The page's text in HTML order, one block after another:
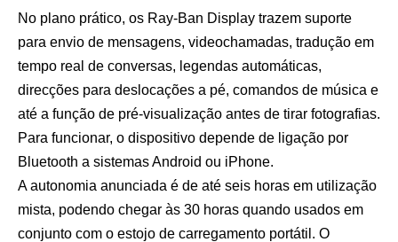
No plano prático, os Ray-Ban Display trazem suporte
para envio de mensagens, videochamadas, tradução em
tempo real de conversas, legendas automáticas,
direcções para deslocações a pé, comandos de música e
até a função de pré-visualização antes de tirar fotografias.
Para funcionar, o dispositivo depende de ligação por
Bluetooth a sistemas Android ou iPhone.
A autonomia anunciada é de até seis horas em utilização
mista, podendo chegar às 30 horas quando usados em
conjunto com o estojo de carregamento portátil. O